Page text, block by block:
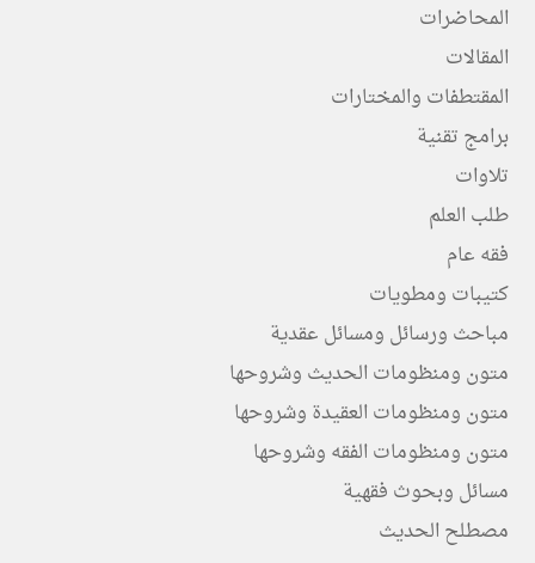
المحاضرات
المقالات
المقتطفات والمختارات
برامج تقنية
تلاوات
طلب العلم
فقه عام
كتيبات ومطويات
مباحث ورسائل ومسائل عقدية
متون ومنظومات الحديث وشروحها
متون ومنظومات العقيدة وشروحها
متون ومنظومات الفقه وشروحها
مسائل وبحوث فقهية
مصطلح الحديث